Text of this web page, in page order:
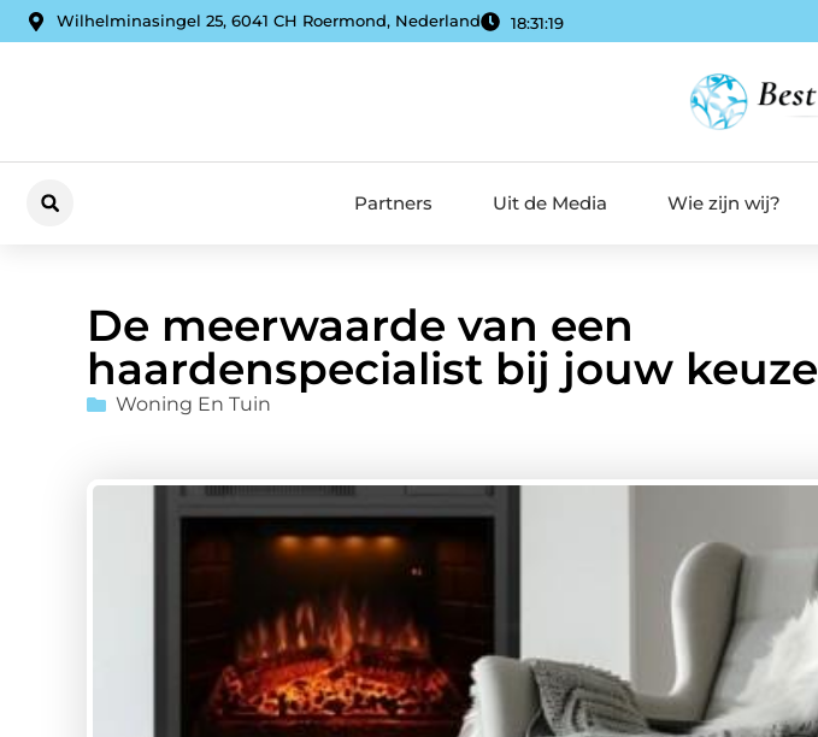
Wilhelminasingel 25, 6041 CH Roermond, Nederland 18:31:21
Partners Uit de Media Wie zijn wij?
De meerwaarde van een
haardenspecialist bij jouw keuze
Woning En Tuin